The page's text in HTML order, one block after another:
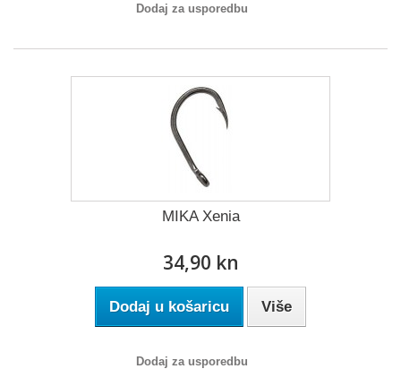
Dodaj za usporedbu
MIKA Xenia
34,90 kn
Dodaj u košaricu Više
Dodaj za usporedbu